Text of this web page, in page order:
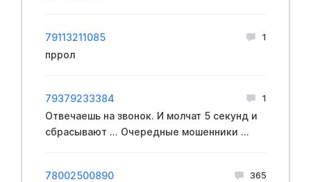
79113211085 1
пррол
79379233384 1
Отвечаешь на звонок. И молчат 5 секунд и
сбрасывают ... Очередные мошенники ...
78002500890 365